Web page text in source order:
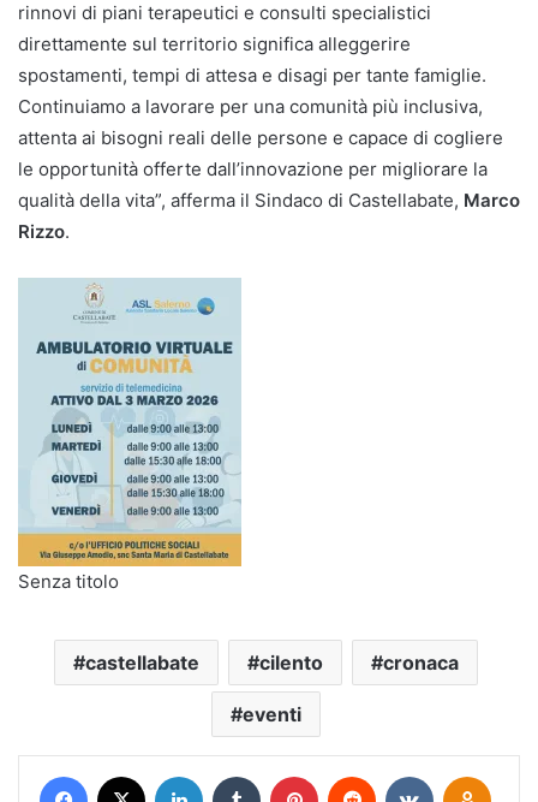
rinnovi di piani terapeutici e consulti specialistici
direttamente sul territorio significa alleggerire
spostamenti, tempi di attesa e disagi per tante famiglie.
Continuiamo a lavorare per una comunità più inclusiva,
attenta ai bisogni reali delle persone e capace di cogliere
le opportunità offerte dall’innovazione per migliorare la
qualità della vita”, afferma il Sindaco di Castellabate, Marco
Rizzo.
Senza titolo
castellabate cilento cronaca
eventi
Facebook LinkedIn Tumblr Pinterest Reddit VKontakte